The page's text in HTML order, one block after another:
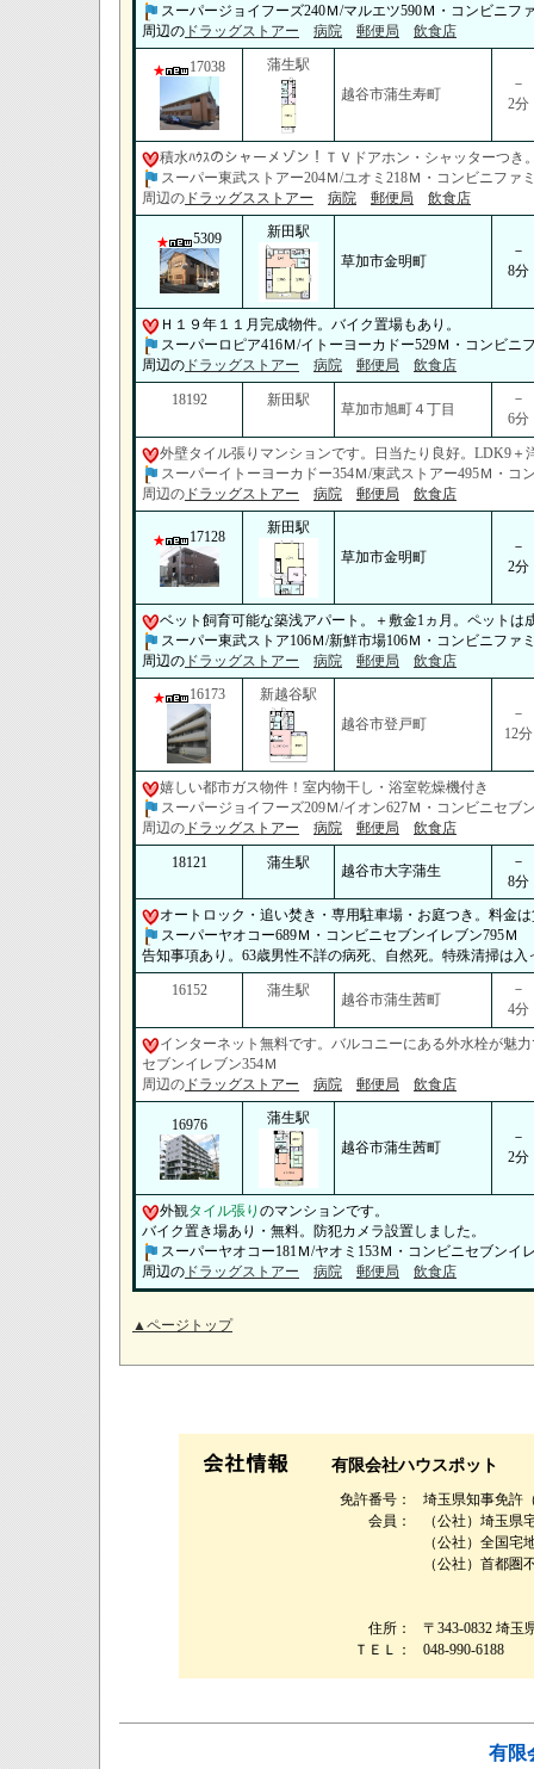
スーパージョイフーズ240Ｍ/マルエツ590Ｍ・コンビニフ
周辺の ドラッグストアー 病院 郵便局 飲食店
17038
蒲生駅
越谷市蒲生寿町
－
2分
積水ﾊｳｽのシャーメゾン！ＴＶドアホン・シャッターつ
スーパー東武ストアー204Ｍ/ユオミ218Ｍ・コンビニファ
周辺の ドラッグスストアー 病院 郵便局 飲食店
5309
新田駅
草加市金明町
－
8分
Ｈ１９年１１月完成物件。バイク置場もあり。
スーパーロピア416Ｍ/イトーヨーカドー529Ｍ・コンビニ
周辺の ドラッグストアー 病院 郵便局 飲食店
18192 新田駅
草加市旭町４丁目
－
6分
外壁タイル張りマンションです。日当たり良好。LDK9＋
スーパーイトーヨーカドー354Ｍ/東武ストアー495Ｍ・コ
周辺の ドラッグストアー 病院 郵便局 飲食店
17128
新田駅
草加市金明町
－
2分
ベット飼育可能な築浅アパート。＋敷金1ヵ月。ペット
スーパー東武ストア106Ｍ/新鮮市場106Ｍ・コンビニファ
周辺の ドラッグストアー 病院 郵便局
飲食店
16173
新越谷駅
越谷市登戸町
－
12分
嬉しい都市ガス物件！室内物干し・浴室乾燥機付き
スーパージョイフーズ209Ｍ/イオン627Ｍ・コンビニセブ
周辺の ドラッグストアー 病院 郵便局 飲食店
18121 蒲生駅 越谷市大字蒲生
－
8分
オートロック・追い焚き・専用駐車場・お庭つき。料金
スーパーヤオコー689Ｍ・コンビニセブンイレブン795Ｍ
告知事項あり。63歳男性不詳の病死、自然死。特殊清掃は入
16152 蒲生駅
越谷市蒲生茜町
－
4分
インターネット無料です。バルコニーにある外水栓が魅
セブンイレブン354Ｍ
周辺の ドラッグストアー 病院 郵便局 飲食店
16976
蒲生駅
越谷市蒲生茜町
－
2分
外観タイル張り のマンションです。
バイク置き場あり・無料。防犯カメラ設置しました。
スーパーヤオコー181Ｍ/ヤオミ153Ｍ・コンビニセブンイ
周辺の ドラッグストアー 病院 郵便局 飲食店
▲ページトップ
有限会社ハウスポット
免許番号：
埼玉県知事免許
会員：
（公社）埼玉県
（公社）全国宅
（公社）首都圏
住所：
〒343-0832 埼玉
ＴＥＬ：
048-990-6188
有限